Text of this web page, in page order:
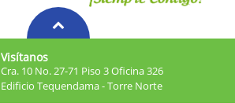
Visítanos
Cra. 10 No. 27-71 Piso 3 Oficina 326
Edificio Tequendama - Torre Norte